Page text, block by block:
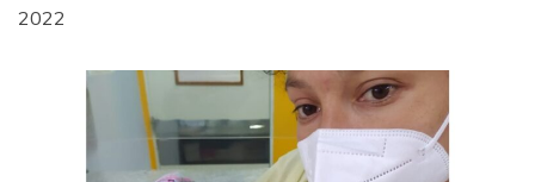
2022